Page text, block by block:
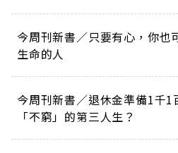
今周刊新書／只要有心，你也
生命的人
今周刊新書／退休金準備1千1
「不窮」的第三人生？